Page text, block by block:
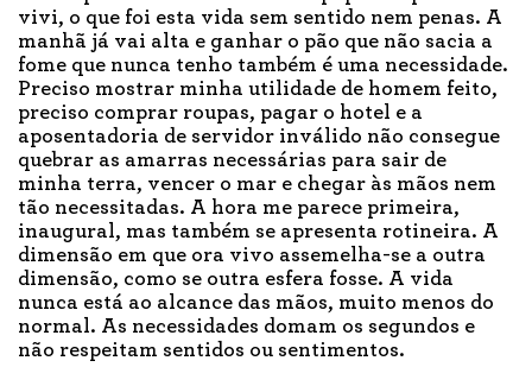
vivi, o que foi esta vida sem sentido nem penas. A
manhã já vai alta e ganhar o pão que não sacia a
fome que nunca tenho também é uma necessidade.
Preciso mostrar minha utilidade de homem feito,
preciso comprar roupas, pagar o hotel e a
aposentadoria de servidor inválido não consegue
quebrar as amarras necessárias para sair de
minha terra, vencer o mar e chegar às mãos nem
tão necessitadas. A hora me parece primeira,
inaugural, mas também se apresenta rotineira. A
dimensão em que ora vivo assemelha-se a outra
dimensão, como se outra esfera fosse. A vida
nunca está ao alcance das mãos, muito menos do
normal. As necessidades domam os segundos e
não respeitam sentidos ou sentimentos.